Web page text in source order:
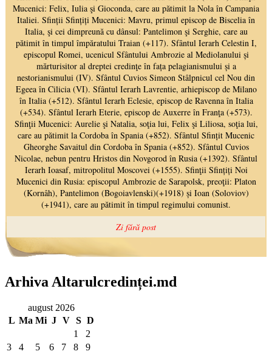
Arhiva Altarulcredinței.md
august 2026
L Ma Mi J V S D
1
2
3
4 5 6 7 8
9